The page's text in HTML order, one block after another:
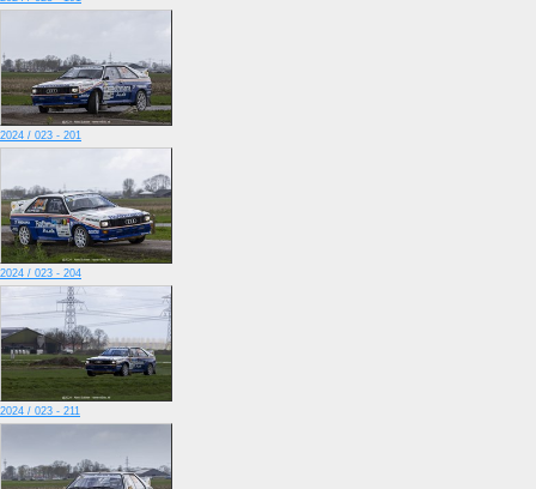
2024 / 023 - 201
2024 / 023 - 204
2024 / 023 - 211